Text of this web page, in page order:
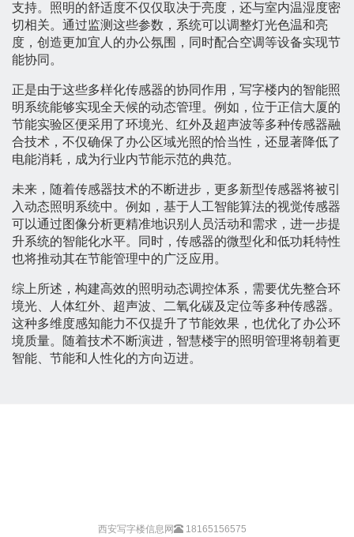
支持。照明的舒适度不仅仅取决于亮度，还与室内温湿度密
切相关。通过监测这些参数，系统可以调整灯光色温和亮
度，创造更加宜人的办公氛围，同时配合空调等设备实现节
能协同。
正是由于这些多样化传感器的协同作用，写字楼内的智能照
明系统能够实现全天候的动态管理。例如，位于正信大厦的
节能实验区便采用了环境光、红外及超声波等多种传感器融
合技术，不仅确保了办公区域光照的恰当性，还显著降低了
电能消耗，成为行业内节能示范的典范。
未来，随着传感器技术的不断进步，更多新型传感器将被引
入动态照明系统中。例如，基于人工智能算法的视觉传感器
可以通过图像分析更精准地识别人员活动和需求，进一步提
升系统的智能化水平。同时，传感器的微型化和低功耗特性
也将推动其在节能管理中的广泛应用。
综上所述，构建高效的照明动态调控体系，需要优先整合环
境光、人体红外、超声波、二氧化碳及定位等多种传感器。
这种多维度感知能力不仅提升了节能效果，也优化了办公环
境质量。随着技术不断演进，智慧楼宇的照明管理将朝着更
智能、节能和人性化的方向迈进。
西安写字楼信息网 18165156575